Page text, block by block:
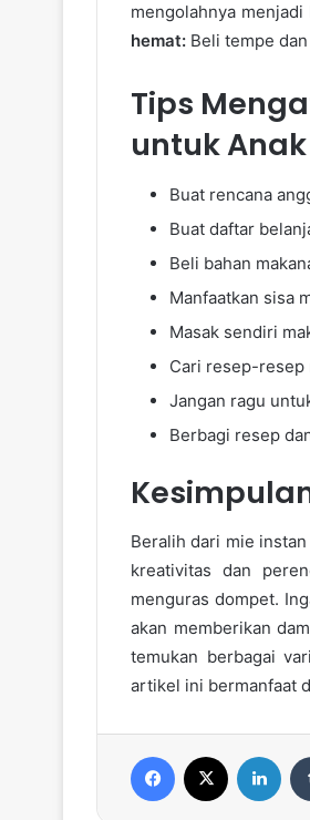
mengolahnya
hemat: Beli tempe
Tips
untuk Anak
Buat rencana
Buat daftar
Beli bahan
Manfaatkan sisa
Masak sendiri
Cari resep-resep
Jangan ragu
Berbagi resep
Beralih dari mie
kreativitas dan
menguras dompet.
akan memberikan
temukan berbagai
artikel ini bermanfaat